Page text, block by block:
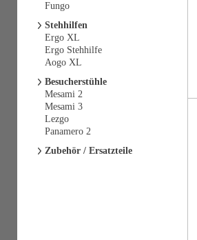
Fungo
Stehhilfen
Ergo XL
Ergo Stehhilfe
Aogo XL
Besucherstühle
Mesami 2
Mesami 3
Lezgo
Panamero 2
Zubehör / Ersatzteile